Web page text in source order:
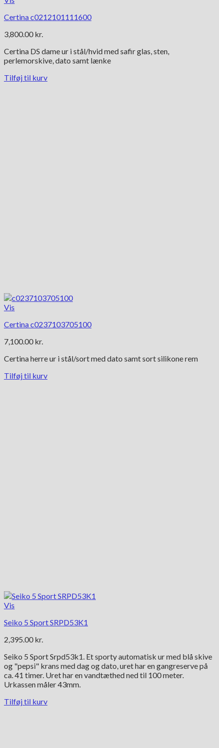
Certina c0212101111600
3,800.00 kr.
Certina DS dame ur i stål/hvid med safir glas, sten,
perlemorskive, dato samt lænke
Tilføj til kurv
Vis
Certina c0237103705100
7,100.00 kr.
Certina herre ur i stål/sort med dato samt sort silikone rem
Tilføj til kurv
Vis
Seiko 5 Sport SRPD53K1
2,395.00 kr.
Seiko 5 Sport Srpd53k1. Et sporty automatisk ur med blå skive
og "pepsi" krans med dag og dato, uret har en gangreserve på
ca. 41 timer. Uret har en vandtæthed ned til 100 meter.
Urkassen måler 43mm.
Tilføj til kurv